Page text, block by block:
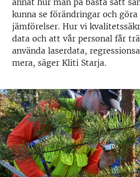
kunna se förändringar och
jämförelser. Hur vi
data och att vår personal får
använda laserdata,
mera, säger Kliti Starja.